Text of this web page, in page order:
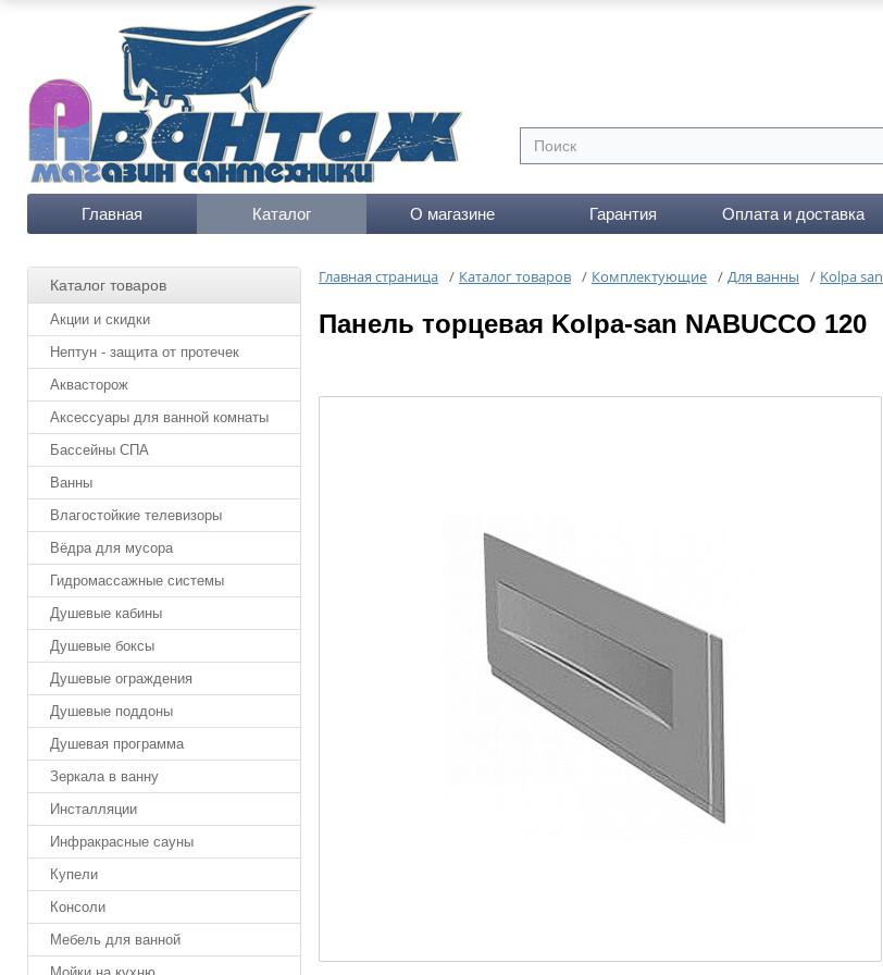
Главная Каталог О магазине Гарантия Оплата и доставка
Каталог товаров
Акции и скидки
Нептун - защита от протечек
Аквасторож
Аксессуары для ванной комнаты
Бассейны СПА
Ванны
Влагостойкие телевизоры
Вёдра для мусора
Гидромассажные системы
Душевые кабины
Душевые боксы
Душевые ограждения
Душевые поддоны
Душевая программа
Зеркала в ванну
Инсталляции
Инфракрасные сауны
Купели
Консоли
Мебель для ванной
Главная страница / Каталог товаров / Комплектующие / Для ванны / Kolpa san
Панель торцевая Kolpa-san NABUCCO 120